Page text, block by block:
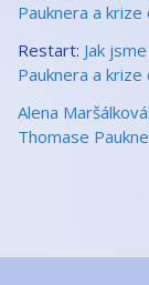
Pauknera a
Restart: Jak
Pauknera a
Alena Maršálková:
Thomase